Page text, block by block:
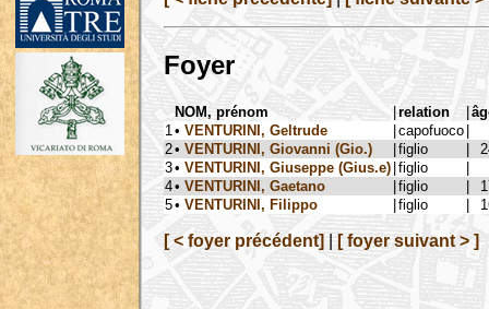
Foyer
NOM, prénom |relation |
1 • VENTURINI, Geltrude |capofuoco |
2• VENTURINI, Giovanni (Gio.) |figlio |
3• VENTURINI, Giuseppe (Gius.e) |figlio
|
4• VENTURINI, Gaetano |figlio |
5• VENTURINI, Filippo |figlio |
[ < foyer précédent] [ foyer suivant > ]